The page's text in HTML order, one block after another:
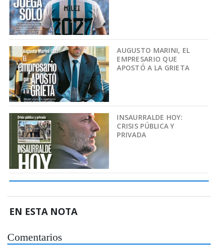
AUGUSTO MARINI, EL
EMPRESARIO QUE
APOSTÓ A LA GRIETA
INSAURRALDE HOY:
CRISIS PÚBLICA Y
PRIVADA
EN ESTA NOTA
Comentarios